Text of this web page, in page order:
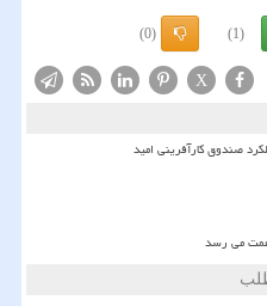
(1)
(0)
X
صندوق کارآفرینی امید